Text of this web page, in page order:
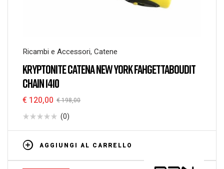
Ricambi e Accessori, Catene
KRYPTONITE CATENA NEW YORK FAHGETTABOUDIT
CHAIN 1410
€198,00
€ 120,00
(0)
AGGIUNGI AL CARRELLO